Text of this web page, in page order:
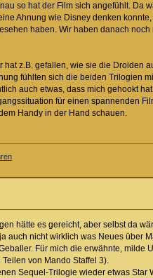
so hat der Film sich angefühlt. Da
Ahnung wie Disney denken
haben. Wir haben danach
z.B. gefallen, wie sie die Droiden
fühlten sich die beiden Trilogien
auch etwas, dass mich gehookt
für einen spannenden
Handy in der Hand schauen.
hätte es gereicht, aber selbst da
auch nicht wirklich was Neues über
Für mich die erwähnte, milde
von Mando Staffel 3).
Sequel-Trilogie wieder etwas Star